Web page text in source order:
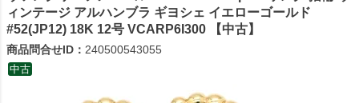
ィンテージ アルハンブラ ギヨシェ イエローゴールド
#52(JP12) 18K 12号 VCARP6I300 【中古】
商品問合せID： 240500543055
中古